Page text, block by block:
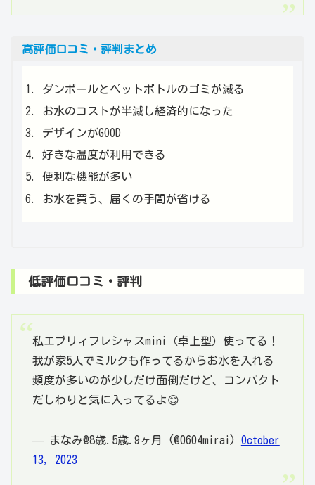
高評価口コミ・評判まとめ
ダンボールとペットボトルのゴミが減る
お水のコストが半減し経済的になった
デザインがGOOD
好きな温度が利用できる
便利な機能が多い
お水を買う、届くの手間が省ける
低評価口コミ・評判
私エブリィフレシャスmini（卓上型）使ってる！
我が家5人でミルクも作ってるからお水を入れる
頻度が多いのが少しだけ面倒だけど、コンパクト
だしわりと気に入ってるよ😊
— まなみ@8歳.5歳.9ヶ月 (@0604mirai) October
13, 2023